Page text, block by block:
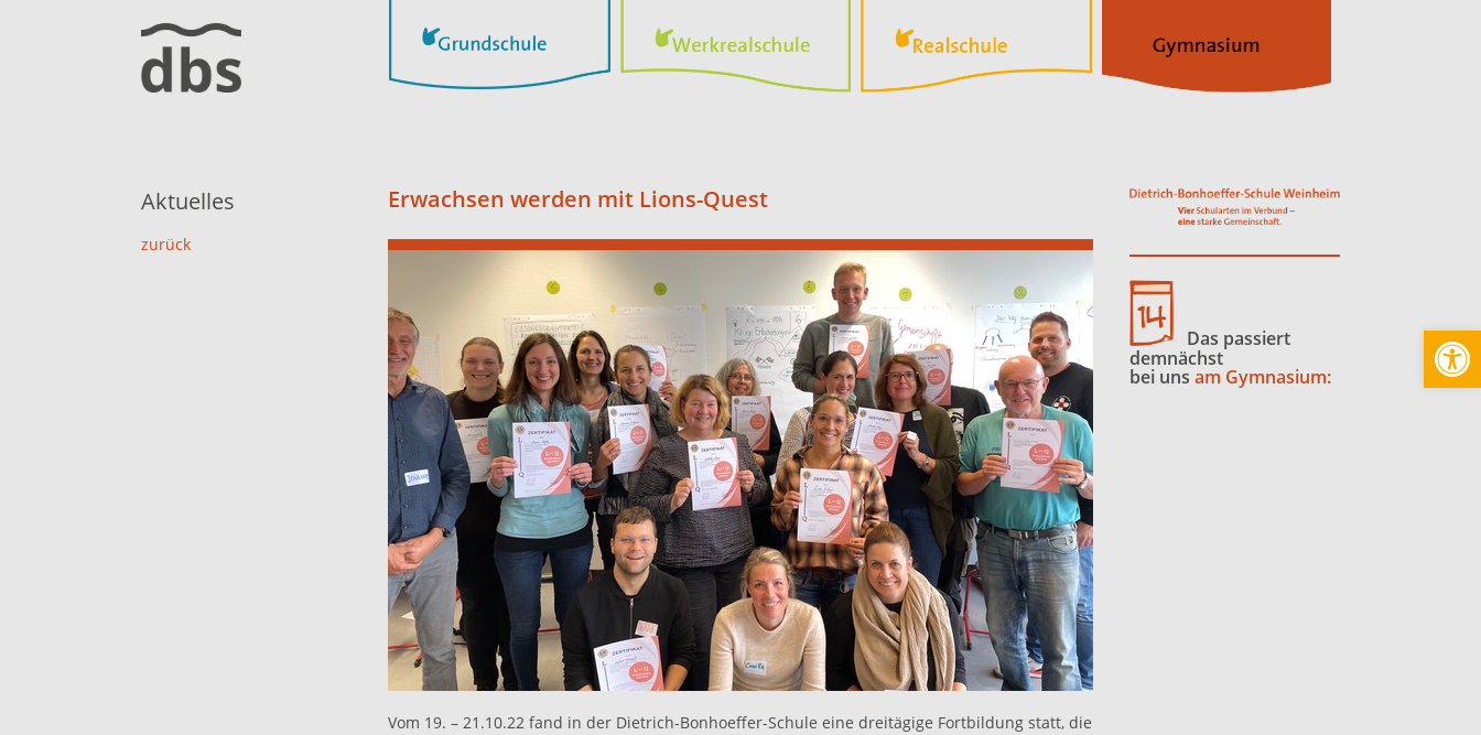
Aktuelles
zurück
Erwachsen werden mit Lions-Quest
Vom 19. – 21.10.22 fand in der Dietrich-Bonhoeffer-Schule eine dreitägige Fortbildung statt, die
Das passiert
demnächst
bei uns am Gymnasium: